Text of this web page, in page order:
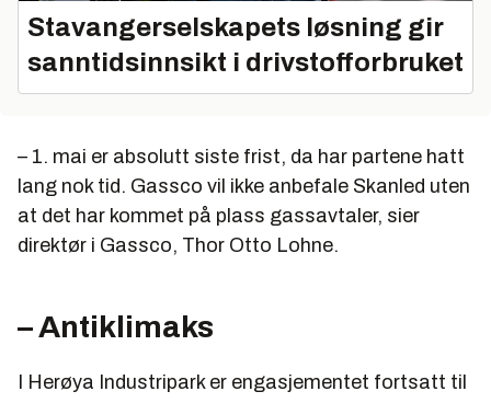
Stavangerselskapets løsning gir
sanntidsinnsikt i drivstofforbruket
– 1. mai er absolutt siste frist, da har partene hatt
lang nok tid. Gassco vil ikke anbefale Skanled uten
at det har kommet på plass gassavtaler, sier
direktør i Gassco, Thor Otto Lohne.
– Antiklimaks
I Herøya Industripark er engasjementet fortsatt til